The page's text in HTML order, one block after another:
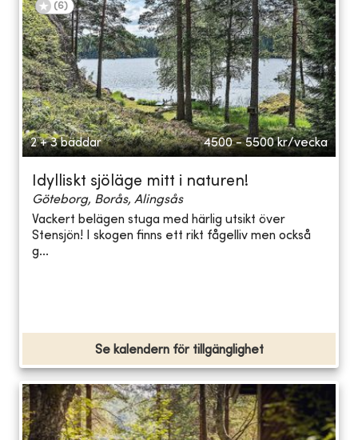
(6)
2 + 3 bäddar 4500 - 5500 kr/vecka
Idylliskt sjöläge mitt i naturen!
Göteborg, Borås, Alingsås
Vackert belägen stuga med härlig utsikt över
Stensjön! I skogen finns ett rikt fågelliv men också
g...
Se kalendern för tillgänglighet